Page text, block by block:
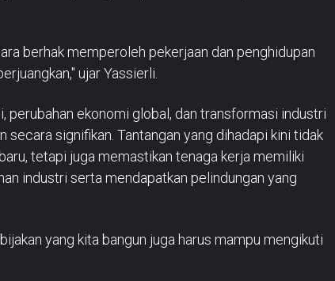
berhak memperoleh pekerjaan dan penghidupan
ujar Yassierli.
perubahan ekonomi global, dan transformasi industri
secara signifikan. Tantangan yang dihadapi kini tidak
tetapi juga memastikan tenaga kerja memiliki
industri serta mendapatkan pelindungan yang
yang kita bangun juga harus mampu mengikuti